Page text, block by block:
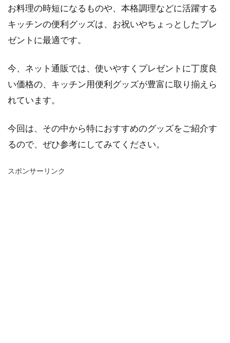
お料理の時短になるものや、本格調理などに活躍する
キッチンの便利グッズは、お祝いやちょっとしたプレ
ゼントに最適です。
今、ネット通販では、使いやすくプレゼントに丁度良
い価格の、キッチン用便利グッズが豊富に取り揃えら
れています。
今回は、その中から特におすすめのグッズをご紹介す
るので、ぜひ参考にしてみてください。
スポンサーリンク